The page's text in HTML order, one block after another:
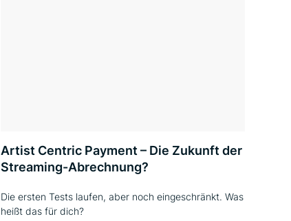
Artist Centric Payment – Die Zukunft der
Streaming-Abrechnung?
Die ersten Tests laufen, aber noch eingeschränkt. Was
heißt das für dich?